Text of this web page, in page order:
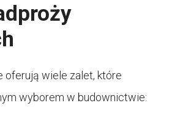
oferują wiele zalet, które
wyborem w budownictwie: